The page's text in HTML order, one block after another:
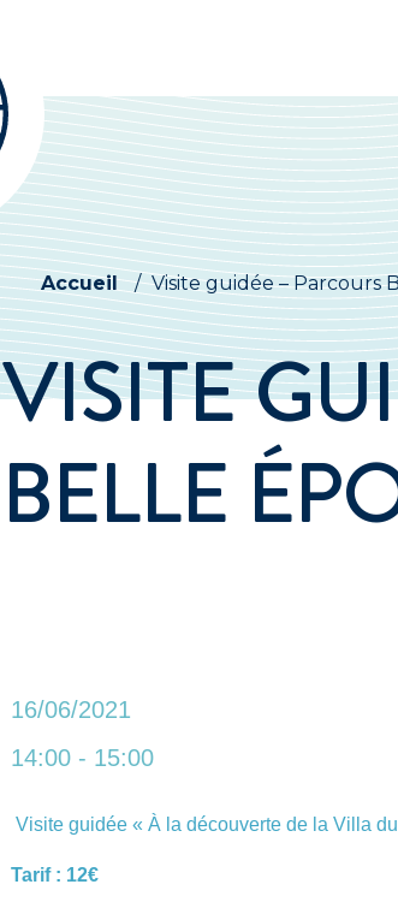
Accueil / Visite guidée – Parcours
VISITE
BELLE
16/06/2021
14:00 - 15:00
Visite guidée « À la découverte de la Villa
Tarif : 12€